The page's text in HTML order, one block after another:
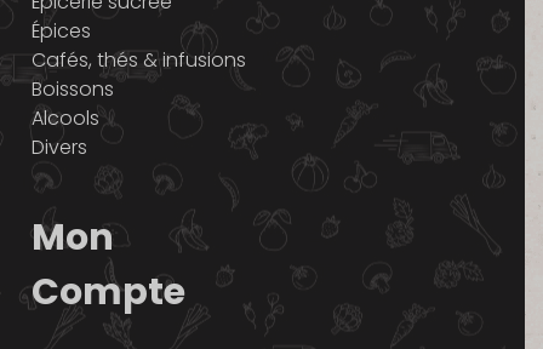
Épices
Cafés, thés & infusions
Boissons
Alcools
Divers
Mon
Compte